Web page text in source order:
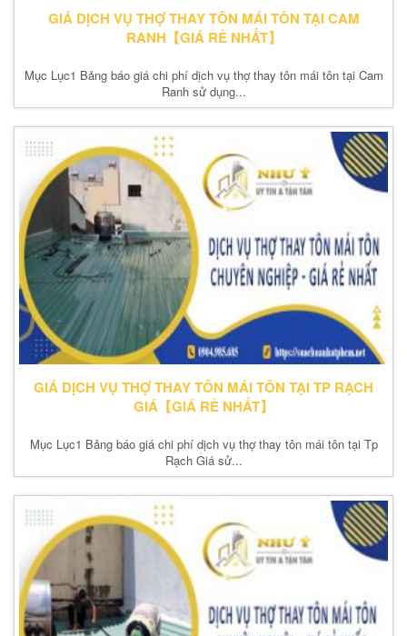
GIÁ DỊCH VỤ THỢ THAY TÔN MÁI TÔN TẠI CAM
RANH【GIÁ RẺ NHẤT】
Mục Lục1 Bảng báo giá chi phí dịch vụ thợ thay tôn mái tôn tại Cam
Ranh sử dụng...
GIÁ DỊCH VỤ THỢ THAY TÔN MÁI TÔN TẠI TP RẠCH
GIÁ【GIÁ RẺ NHẤT】
Mục Lục1 Bảng báo giá chi phí dịch vụ thợ thay tôn mái tôn tại Tp
Rạch Giá sử...